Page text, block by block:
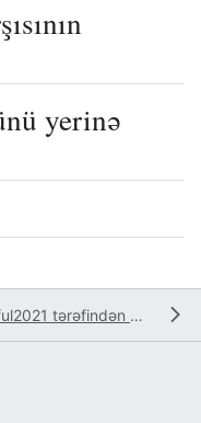
yerinə
tərəfindən edilib